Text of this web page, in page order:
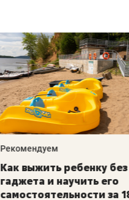
Рекомендуем
Как выжить ребенку без
гаджета и научить его
самостоятельности за 18